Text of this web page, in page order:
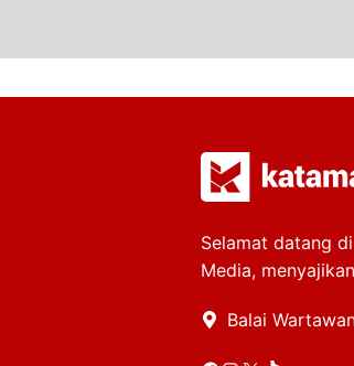
Selamat datang di
Media,
Balai